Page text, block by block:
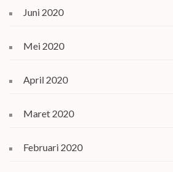
Juni 2020
Mei 2020
April 2020
Maret 2020
Februari 2020